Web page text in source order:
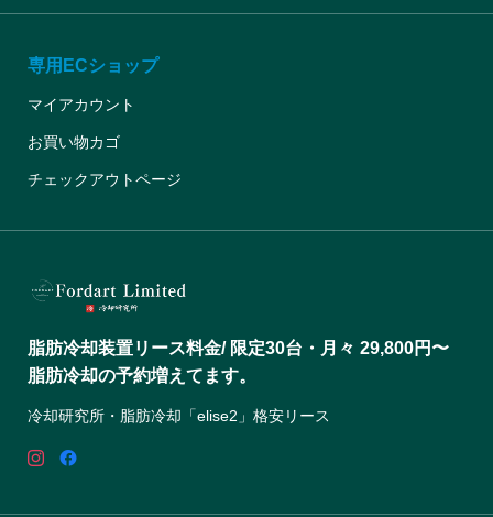
専用ECショップ
マイアカウント
お買い物カゴ
チェックアウトページ
脂肪冷却装置リース料金/ 限定30台・月々 29,800円〜
脂肪冷却の予約増えてます。
冷却研究所・脂肪冷却「elise2」格安リース